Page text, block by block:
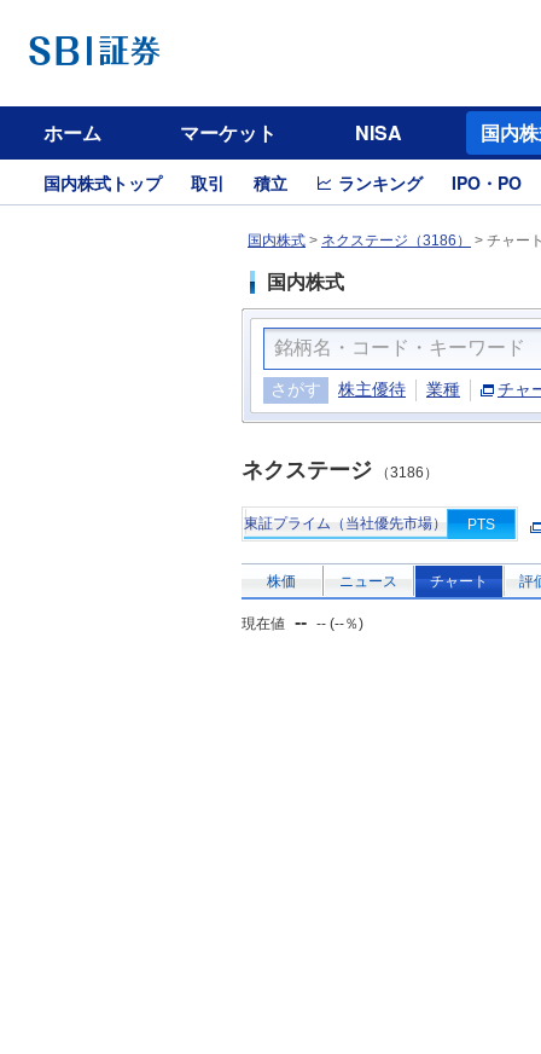
ホーム マーケット NISA 国内
国内株式トップ 取引 積立 ランキング IPO・PO
国内株式 > ネクステージ（3186） > チャー
国内株式
さがす 株主優待 業種 チャ
ネクステージ （3186）
東証プライム（当社優先市場） PTS
株価 ニュース チャート 評
現在値 -- -- (--％)